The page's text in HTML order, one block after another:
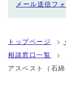
メール送信フ
トップページ
相談窓口一覧
アスベスト（石